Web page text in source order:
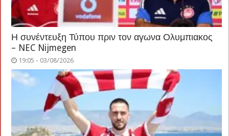
Η συνέντευξη Τύπου πριν τον αγωνα Ολυμπιακος
– NEC Nijmegen
19:05 - 03/08/2026